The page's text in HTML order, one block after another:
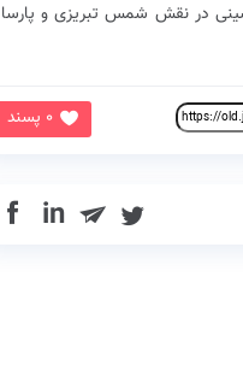
در نقش شمس تبریزی و پارسا
0 پسند
in